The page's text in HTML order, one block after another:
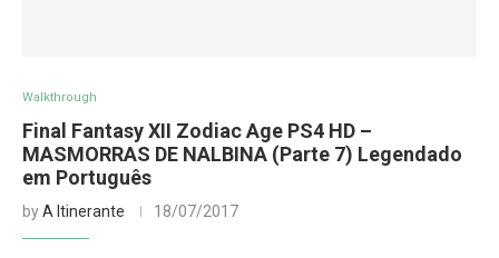
Walkthrough
Final Fantasy XII Zodiac Age PS4 HD –
MASMORRAS DE NALBINA (Parte 7) Legendado
em Português
byA Itinerante 18/07/2017